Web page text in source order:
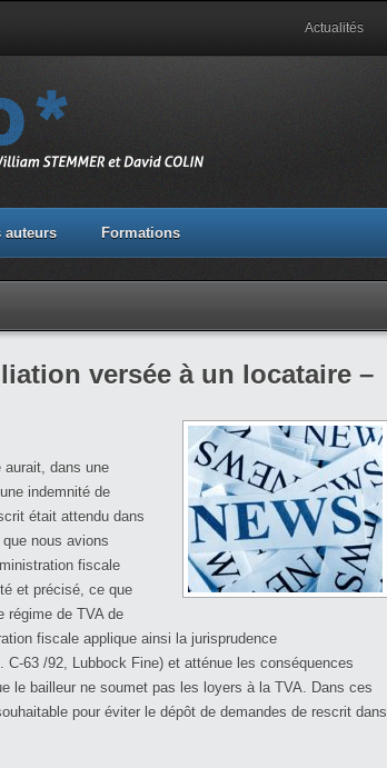
Actualités
auteurs Formations
versée à un locataire –
aurait, dans une
indemnité de
était attendu dans
que nous avions
fiscale
et précisé, ce que
régime de TVA de
fiscale applique ainsi la jurisprudence
63 /92, Lubbock Fine) et atténue les conséquences
le bailleur ne soumet pas les loyers à la TVA. Dans ces
pour éviter le dépôt de demandes de rescrit dans